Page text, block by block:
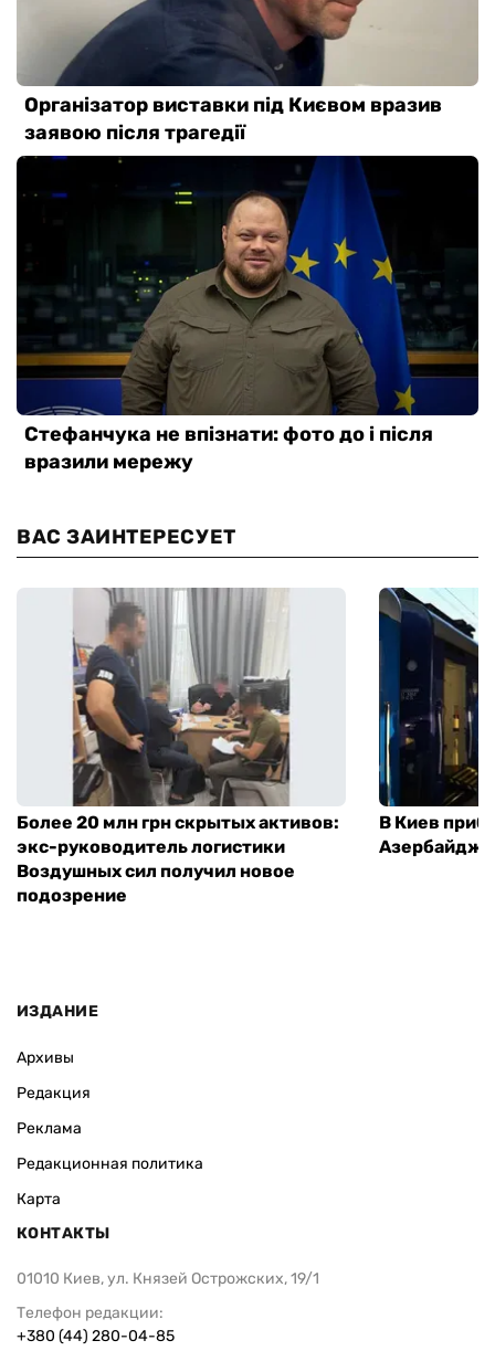
ВАС ЗАИНТЕРЕСУЕТ
Более 20 млн грн скрытых активов:
экс-руководитель логистики
Воздушных сил получил новое
подозрение
В Киев
ИЗДАНИЕ
Архивы
Редакция
Реклама
Редакционная политика
Карта
КОНТАКТЫ
01010 Киев, ул. Князей Острожских, 19/1
Телефон редакции:
+380 (44) 280-04-85